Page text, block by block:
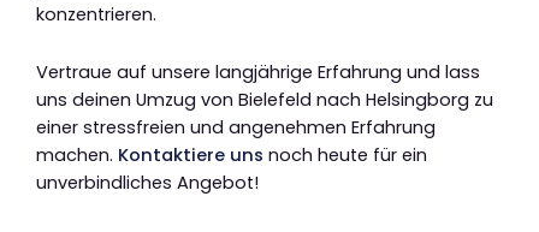
konzentrieren.
Vertraue auf unsere langjährige Erfahrung und lass
uns deinen Umzug von Bielefeld nach Helsingborg zu
einer stressfreien und angenehmen Erfahrung
machen. Kontaktiere uns noch heute für ein
unverbindliches Angebot!